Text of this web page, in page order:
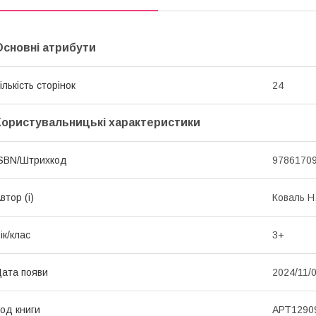
атрибути
сторінок 24
характеристики
Штрихкод
(і) Коваль
клас 3+
появи 2024/11/
книги